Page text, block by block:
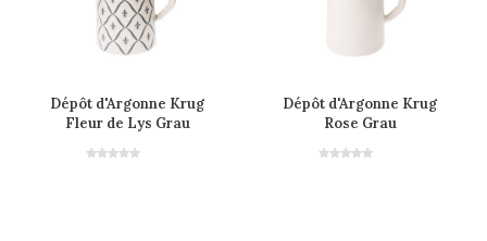
Dépôt d'Argonne Krug
Fleur de Lys Grau
Dépôt d'Argonne Krug
Rose Grau